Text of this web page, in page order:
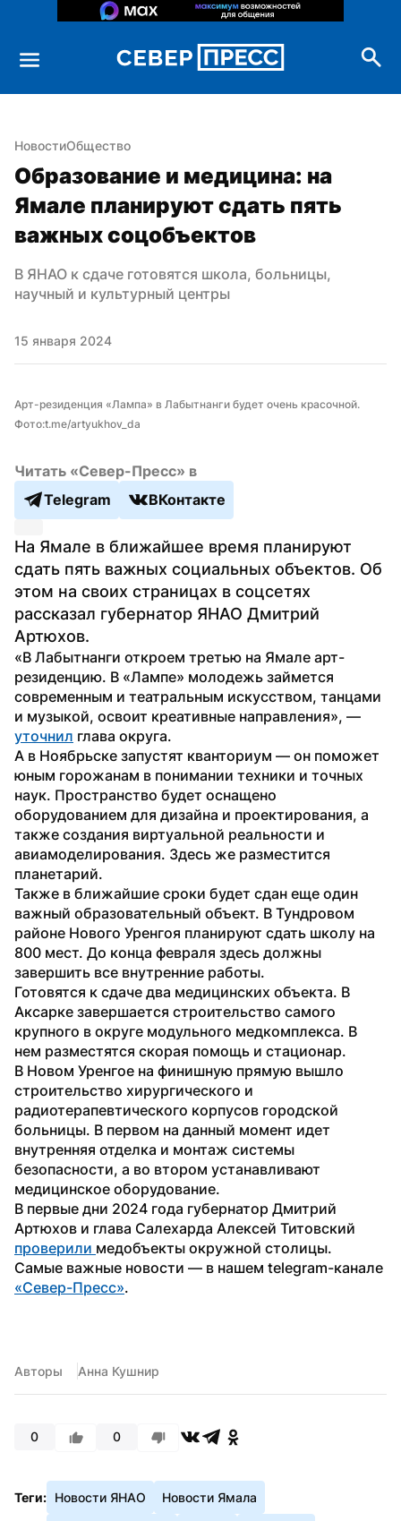
НовостиОбщество
Образование и медицина: на
Ямале планируют сдать пять
важных соцобъектов
В ЯНАО к сдаче готовятся школа, больницы,
научный и культурный центры
15 января 2024
Арт-резиденция «Лампа» в Лабытнанги будет очень красочной.
Фото:t.me/artyukhov_da
Читать «Север-Пресс» в
Telegram
ВКонтакте
На Ямале в ближайшее время планируют
сдать пять важных социальных объектов. Об
этом на своих страницах в соцсетях
рассказал губернатор ЯНАО Дмитрий
Артюхов.
«В Лабытнанги откроем третью на Ямале арт-
резиденцию. В «Лампе» молодежь займется
современным и театральным искусством, танцами
уточнил глава округа.
А в Ноябрьске запустят кванториум — он поможет
юным горожанам в понимании техники и точных
наук. Пространство будет оснащено
оборудованием для дизайна и проектирования, а
также создания виртуальной реальности и
авиамоделирования. Здесь же разместится
планетарий.
Также в ближайшие сроки будет сдан еще один
важный образовательный объект. В Тундровом
районе Нового Уренгоя планируют сдать школу на
800 мест. До конца февраля здесь должны
завершить все внутренние работы.
Готовятся к сдаче два медицинских объекта. В
Аксарке завершается строительство самого
крупного в округе модульного медкомплекса. В
нем разместятся скорая помощь и стационар.
В Новом Уренгое на финишную прямую вышло
строительство хирургического и
радиотерапевтического корпусов городской
больницы. В первом на данный момент идет
внутренняя отделка и монтаж системы
безопасности, а во втором устанавливают
медицинское оборудование.
В первые дни 2024 года губернатор Дмитрий
проверили медобъекты окружной столицы.
«Север-Пресс».
Авторы Анна Кушнир
0 0
Теги: Новости ЯНАО Новости Ямала